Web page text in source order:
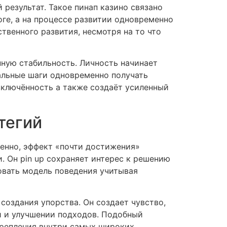
Такое пинап казино связано
а на процессе развитии одновременно
развития, несмотря на то что
стабильность. Личность начинает
шаги одновременно получать
а также создаёт усиленный
эффект «почти достижения»
Он pin up сохраняет интерес к решению
модель поведения учитывая
упорства. Он создает чувство,
и улучшении подходов. Подобный